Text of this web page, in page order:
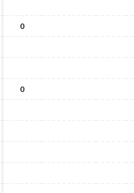
0
0
0
0